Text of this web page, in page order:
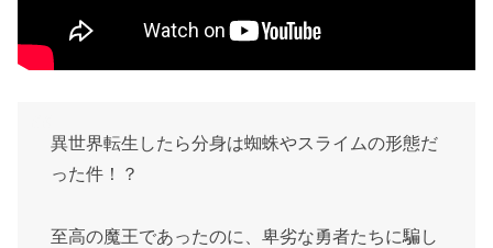
異世界転生したら分身は蜘蛛やスライムの形態だ
った件！？
至高の魔王であったのに、卑劣な勇者たちに騙し